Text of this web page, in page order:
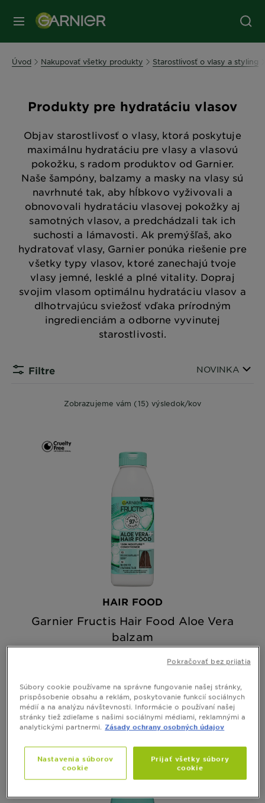
Úvod Nakupovať všetky produkty Starostlivosť o vlasy a styling
Produkty pre hydratáciu vlasov
Objav starostlivosť o vlasy, ktorá poskytuje
maximálnu hydratáciu pre vlasy a vlasovú
pokožku, s radom produktov od Garnier.
Naše šampóny, balzamy a masky na vlasy sú
navrhnuté tak, aby hĺbkovo vyživovali a
obnovovali hydratáciu vlasovej pokožky aj
samotných vlasov, a predchádzali tak ich
suchosti a lámavosti. Ak premýšľaš, ako
hydratovať vlasy, Garnier ponúka riešenie pre
všetky typy vlasov, ktoré zanechajú tvoje
vlasy jemné, lesklé a plné vitality. Dopraj
svojim vlasom optimálnu hydratáciu vlasov a
dlhotrvajúcu sviežosť vďaka prírodným
ingredienciám a odborne vyvinutej
starostlivosti.
Filtre Zoradiť podľa
NOVINKA
Zobrazujeme vám (15) výsledok/kov
HAIR FOOD
Garnier Fructis Hair Food Aloe Vera
balzam
Zobraziť všetky recenzie
RÝCHLY NÁHĽAD
Súbory cookie používame na správne fungovanie našej stránky,
prispôsobenie obsahu a reklám, poskytovanie funkcií sociálnych
médií a na analýzu návštevnosti. Informácie o používaní našej
stránky tiež zdieľame s našimi sociálnymi médiami, reklamnými a
analytickými partnermi.
Zásady ochrany osobných údajov
Nastavenia súborov
cookie
Prijať všetky súbory
cookie
Pokračovať bez prijatia